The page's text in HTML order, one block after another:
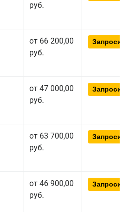
руб.
от 66 200,00
руб.
от 47 000,00
руб.
от 63 700,00
руб.
от 46 900,00
руб.